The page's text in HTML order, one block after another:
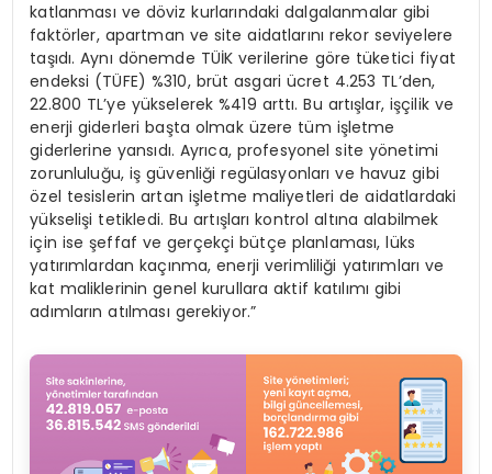
katlanması ve döviz kurlarındaki dalgalanmalar gibi
faktörler, apartman ve site aidatlarını rekor seviyelere
taşıdı. Aynı dönemde TÜİK verilerine göre tüketici fiyat
endeksi (TÜFE) %310, brüt asgari ücret 4.253 TL’den,
22.800 TL’ye yükselerek %419 arttı. Bu artışlar, işçilik ve
enerji giderleri başta olmak üzere tüm işletme
giderlerine yansıdı. Ayrıca, profesyonel site yönetimi
zorunluluğu, iş güvenliği regülasyonları ve havuz gibi
özel tesislerin artan işletme maliyetleri de aidatlardaki
yükselişi tetikledi. Bu artışları kontrol altına alabilmek
için ise şeffaf ve gerçekçi bütçe planlaması, lüks
yatırımlardan kaçınma, enerji verimliliği yatırımları ve
kat maliklerinin genel kurullara aktif katılımı gibi
adımların atılması gerekiyor.”